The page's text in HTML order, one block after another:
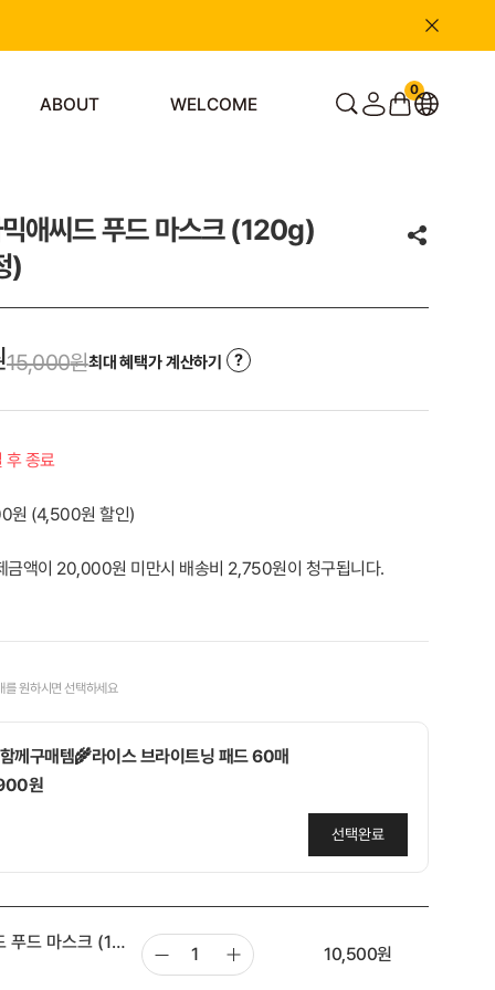
ABOUT WELCOME
0
애씨드 푸드 마스크 (120g)
)
15,000원최대 혜택가 계산하기
후 종료
원 (4,500원 할인)
금액이 20,000원 미만시 배송비 2,750원이 청구됩니다.
를 원하시면 선택하세요
께구매템🌾라이스 브라이트닝 패드 60매
원
선택완료
께구매템🩷당근&복숭아 패드 10매 지퍼 휴대용
원
푸드 마스크 (12
10,500원